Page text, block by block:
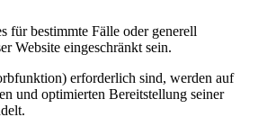
für bestimmte Fälle oder generell
Website eingeschränkt sein.
erforderlich sind, werden auf
und optimierten Bereitstellung seiner